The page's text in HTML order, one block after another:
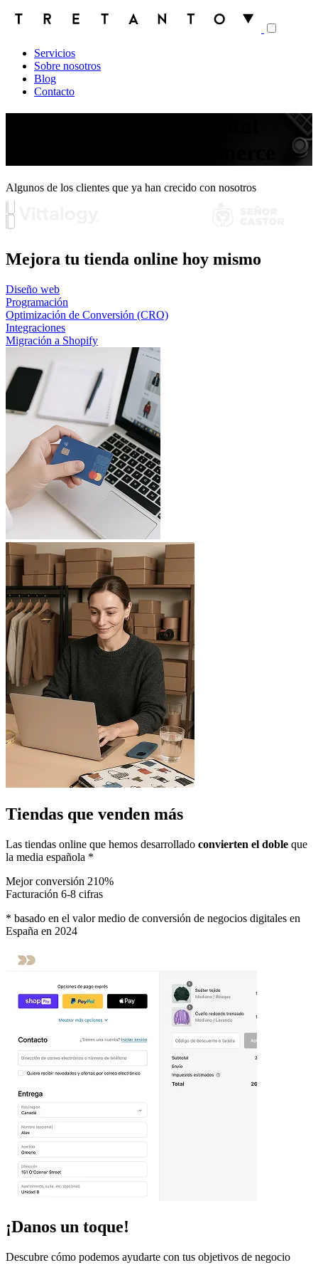
Servicios
Sobre nosotros
Blog
Contacto
Algunos de los clientes que ya han crecido con nosotros
Mejora tu tienda online hoy mismo
Diseño web
Programación
Optimización de Conversión (CRO)
Integraciones
Migración a Shopify
Tiendas que venden más
Las tiendas online que hemos desarrollado convierten el doble que
la media española *
Mejor conversión 210%
Facturación 6-8 cifras
* basado en el valor medio de conversión de negocios digitales en
España en 2024
¡Danos un toque!
Descubre cómo podemos ayudarte con tus objetivos de negocio